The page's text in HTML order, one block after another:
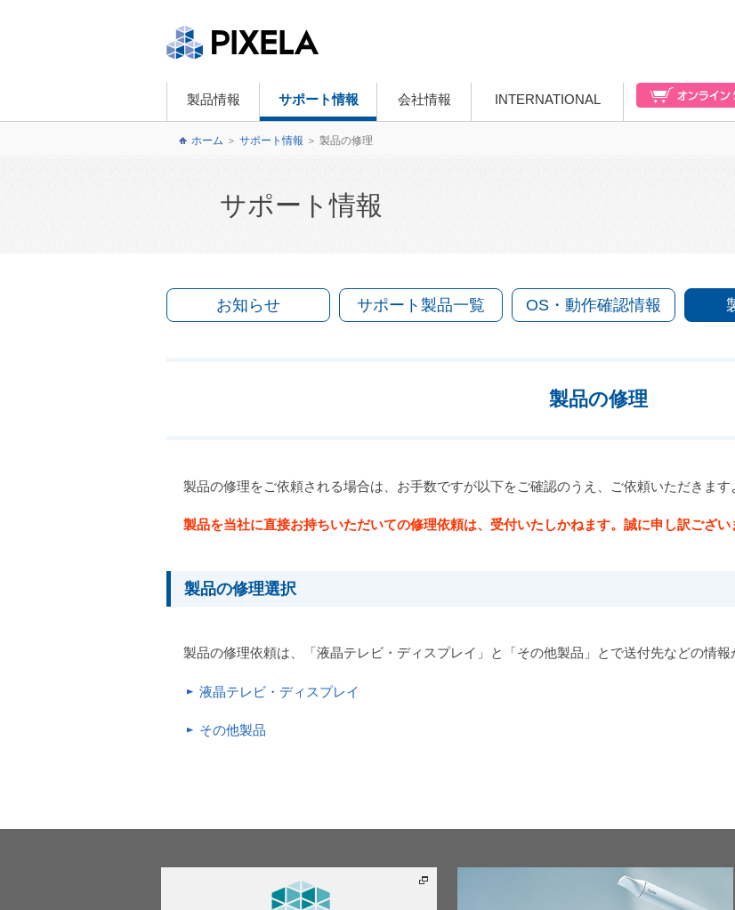
製品情報 サポート情報 会社情報 INTERNATIONAL
ホーム ＞ サポート情報 ＞ 製品の修理
サポート情報
お知らせ サポート製品一覧 OS・動作確認情報
製品の修理
製品の修理をご依頼される場合は、お手数ですが以下をご確認のうえ、ご依頼いただきます
製品を当社に直接お持ちいただいての修理依頼は、受付いたしかねます。誠に申し訳ござい
製品の修理選択
製品の修理依頼は、「液晶テレビ・ディスプレイ」と「その他製品」とで送付先などの情報
液晶テレビ・ディスプレイ
その他製品